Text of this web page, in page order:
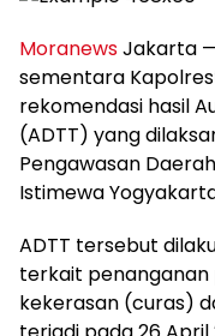
MoranewsJakarta
sementara
rekomendasi hasil
(ADTT) yang
Pengawasan
Istimewa
ADTT tersebut
terkait
kekerasan (curas)